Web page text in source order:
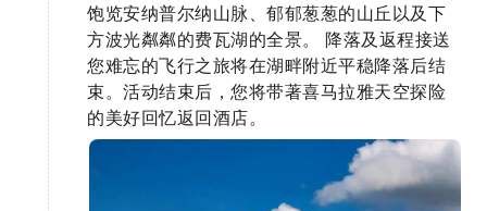
饱览安纳普尔纳山脉、郁郁葱葱的山丘以及下
方波光粼粼的费瓦湖的全景。 降落及返程接送
您难忘的飞行之旅将在湖畔附近平稳降落后结
束。活动结束后，您将带著喜马拉雅天空探险
的美好回忆返回酒店。